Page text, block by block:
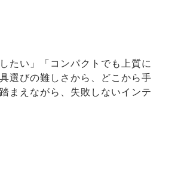
たい」「コンパクトでも上質に
選びの難しさから、どこから手
まえながら、失敗しないインテ